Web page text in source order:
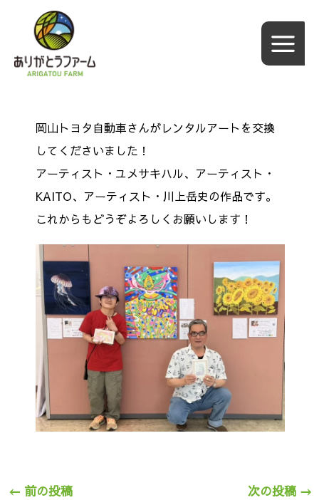
岡山トヨタ自動車さんがレンタルアートを交換
してくださいました！
アーティスト・ユメサキハル、アーティスト・
KAITO、アーティスト・川上岳史の作品です。
これからもどうぞよろしくお願いします！
← 前の投稿 次の投稿 →